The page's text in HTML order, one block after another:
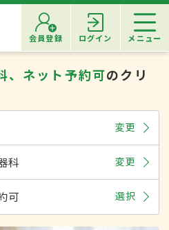
会員登録 ログイン メニュー
、ネット予約可のクリ
変更
科 変更
可 選択